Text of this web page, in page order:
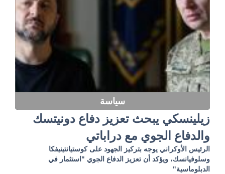
سياسة
زيلينسكي يبحث تعزيز دفاع دونيتسك
والدفاع الجوي مع دراباتي
الرئيس الأوكراني يوجه بتركيز الجهود على كوستيانتينيفكا
وسلوفيانسك، ويؤكد أن تعزيز الدفاع الجوي "استثمار في
الدبلوماسية"